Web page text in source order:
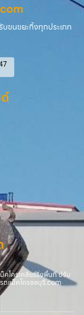
ขนขยะทิ้งทุกประเภท
คโครเคลียร์ริ่งพื้นที่ ปรับ
ถแม็คโครชลบุรี.com